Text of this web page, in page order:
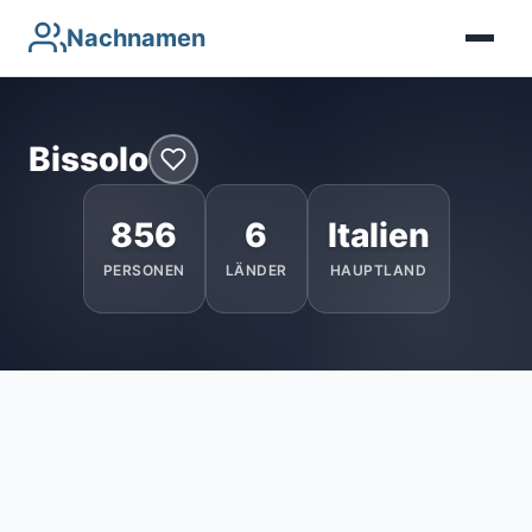
Nachnamen
Bissolo
856
PERSONEN
6
LÄNDER
Italien
HAUPTLAND